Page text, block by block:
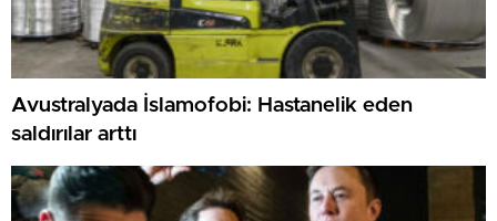
Avustralyada İslamofobi: Hastanelik eden
saldırılar arttı